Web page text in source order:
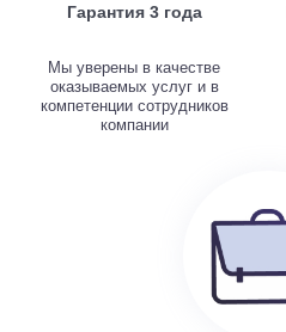
Гарантия 3 года
Мы уверены в качестве
оказываемых услуг и в
компетенции сотрудников
компании